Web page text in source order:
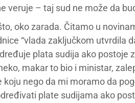
veruje – taj sud ne može da
oko zarada. Čitamo u
“vlada zaključkom utvrdila
plata sudija ako postoje
makar to bio i ministar,
koju nego da mi moramo da
plate sudijama ako